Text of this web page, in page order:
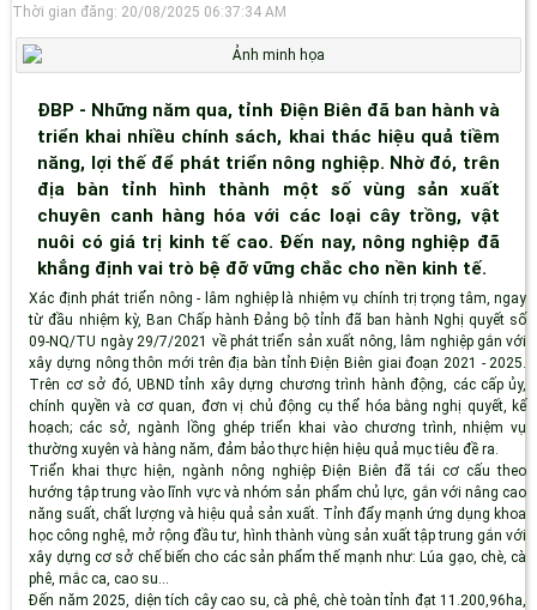
Thời gian đăng: 20/08/2025 06:37:34 AM
ĐBP - Những năm qua, tỉnh Điện Biên đã ban hành và
triển khai nhiều chính sách, khai thác hiệu quả tiềm
năng, lợi thế để phát triển nông nghiệp. Nhờ đó, trên
địa bàn tỉnh hình thành một số vùng sản xuất
chuyên canh hàng hóa với các loại cây trồng, vật
nuôi có giá trị kinh tế cao. Đến nay, nông nghiệp đã
khẳng định vai trò bệ đỡ vững chắc cho nền kinh tế.
Xác định phát triển nông - lâm nghiệp là nhiệm vụ chính trị trọng tâm, ngay
từ đầu nhiệm kỳ, Ban Chấp hành Đảng bộ tỉnh đã ban hành Nghị quyết số
09-NQ/TU ngày 29/7/2021 về phát triển sản xuất nông, lâm nghiệp gắn với
xây dựng nông thôn mới trên địa bàn tỉnh Điện Biên giai đoạn 2021 - 2025.
Trên cơ sở đó, UBND tỉnh xây dựng chương trình hành động, các cấp ủy,
chính quyền và cơ quan, đơn vị chủ động cụ thể hóa bằng nghị quyết, kế
hoạch; các sở, ngành lồng ghép triển khai vào chương trình, nhiệm vụ
thường xuyên và hàng năm, đảm bảo thực hiện hiệu quả mục tiêu đề ra.
Triển khai thực hiện, ngành nông nghiệp Điện Biên đã tái cơ cấu theo
hướng tập trung vào lĩnh vực và nhóm sản phẩm chủ lực, gắn với nâng cao
năng suất, chất lượng và hiệu quả sản xuất. Tỉnh đẩy mạnh ứng dụng khoa
học công nghệ, mở rộng đầu tư, hình thành vùng sản xuất tập trung gắn với
xây dựng cơ sở chế biến cho các sản phẩm thế mạnh như: Lúa gạo, chè, cà
phê, mắc ca, cao su…
Đến năm 2025, diện tích cây cao su, cà phê, chè toàn tỉnh đạt 11.200,96ha,